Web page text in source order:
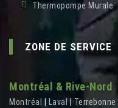
Thermopompe Murale
ZONE DE SERVICE
Montréal & Rive-Nord
Montréal Laval|Terrebonne